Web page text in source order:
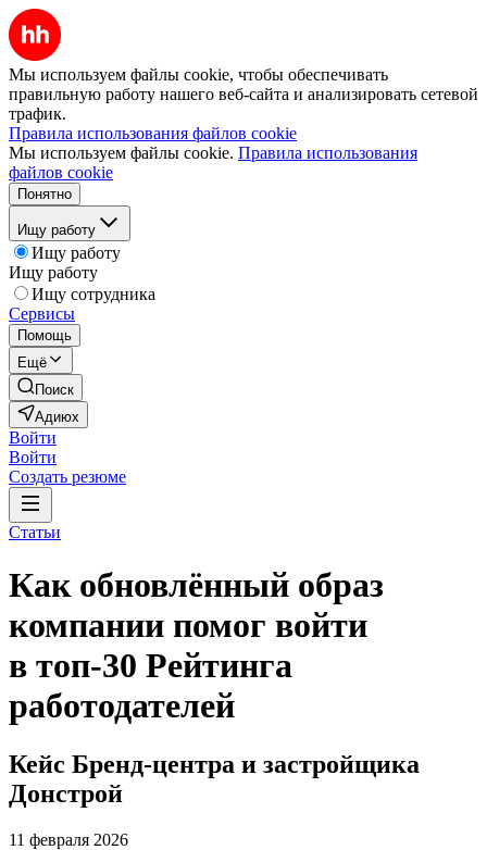
Мы используем файлы cookie, чтобы обеспечивать
правильную работу нашего веб-сайта и анализировать сетевой
трафик.
Правила использования файлов cookie
Мы используем файлы cookie. Правила использования
файлов cookie
Понятно
Ищу работу
Ищу работу
Ищу работу
Ищу сотрудника
Сервисы
Помощь
Ещё
Поиск
Адиюх
Войти
Войти
Создать резюме
Статьи
Как обновлённый образ
компании помог войти
в топ-30 Рейтинга
работодателей
Кейс Бренд-центра и застройщика
Донстрой
11 февраля 2026